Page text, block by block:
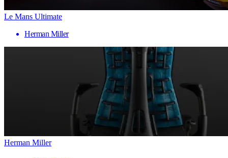
Le Mans Ultimate
Herman Miller
Herman Miller